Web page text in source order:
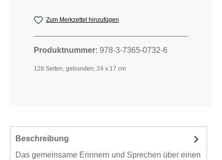
Zum Merkzettel hinzufügen
Produktnummer: 978-3-7365-0732-6
128 Seiten, gebunden, 24 x 17 cm
Beschreibung
Das gemeinsame Erinnern und Sprechen über einen